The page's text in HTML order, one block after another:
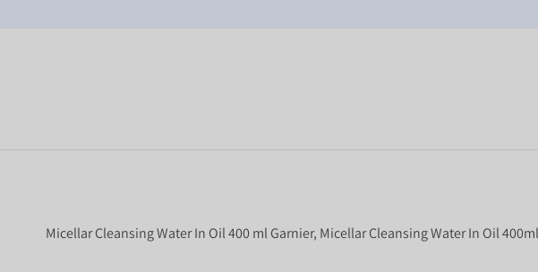
Micellar Cleansing Water In Oil 400 ml Garnier, Micellar Cleansing Water In Oil